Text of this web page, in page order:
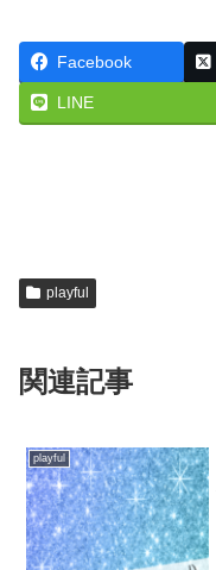
Facebook
LINE
playful
関連記事
playful